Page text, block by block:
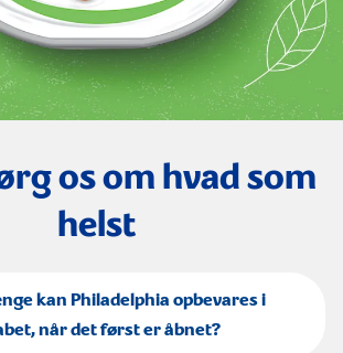
os om hvad som
helst
kan Philadelphia opbevares i
når det først er åbnet?